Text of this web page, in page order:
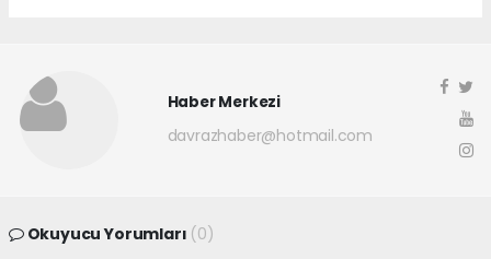
Haber Merkezi
davrazhaber@hotmail.com
Okuyucu Yorumları (0)